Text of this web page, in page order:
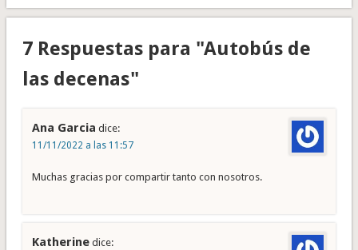
7 Respuestas para "Autobús de
las decenas"
Ana Garcia dice:
11/11/2022 a las 11:57
Muchas gracias por compartir tanto con nosotros.
Katherine dice: